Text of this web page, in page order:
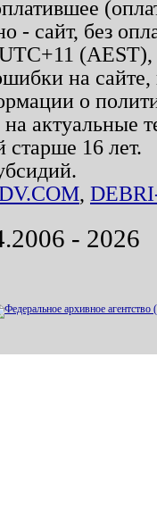
- сайт, без
на
о
актуальные
16 лет.
,
- 2026